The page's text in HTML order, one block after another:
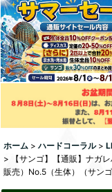
ホーム > ハードコーラル >
>
【サンゴ】【通販】ナガ
販売）No.5（生体）（サンゴ